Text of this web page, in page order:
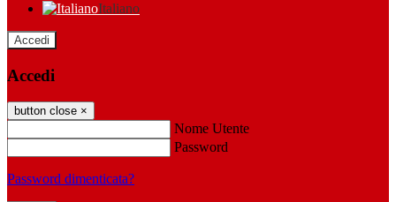
Italiano
Accedi
Accedi
button close ×
Nome Utente
Password
Password dimenticata?